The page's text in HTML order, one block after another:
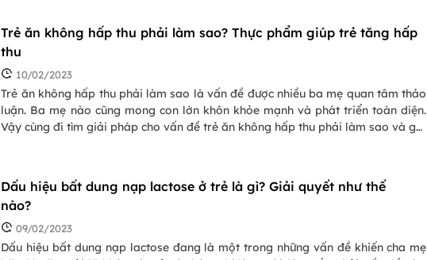
Trẻ ăn không hấp thu phải làm sao? Thực phẩm giúp trẻ tăng hấp
thu
10/02/2023
Trẻ ăn không hấp thu phải làm sao là vấn đề được nhiều ba mẹ quan tâm thảo
luận. Ba mẹ nào cũng mong con lớn khôn khỏe mạnh và phát triển toàn diện.
Vậy cùng đi tìm giải pháp cho vấn đề trẻ ăn không hấp thu phải làm sao và gợi
Dấu hiệu bất dung nạp lactose ở trẻ là gì? Giải quyết như thế
nào?
09/02/2023
Dấu hiệu bất dung nạp lactose đang là một trong những vấn đề khiến cha mẹ